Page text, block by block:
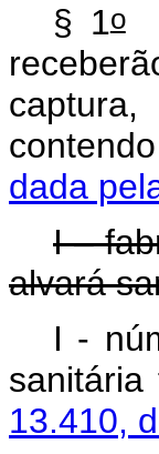
§ 1o
dada
I –
alvará
I -
13.410,